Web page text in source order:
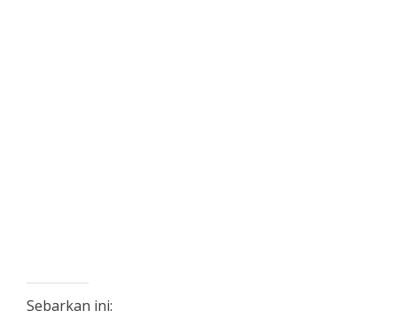
Sebarkan ini: